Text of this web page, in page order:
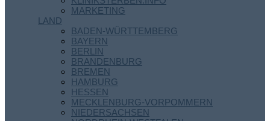
MARKETING
LAND
BADEN-WÜRTTEMBERG
BAYERN
BERLIN
BRANDENBURG
BREMEN
HAMBURG
HESSEN
MECKLENBURG-VORPOMMERN
NIEDERSACHSEN